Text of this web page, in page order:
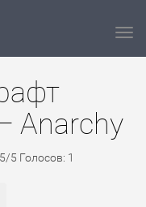
Anarchy
5/5 Голосов: 1